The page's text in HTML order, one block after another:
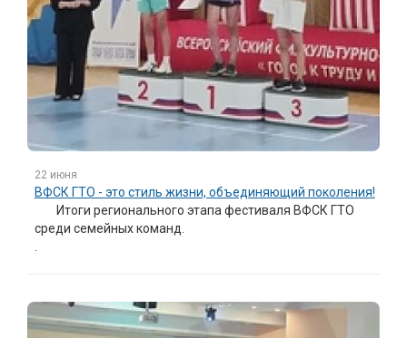
22 июня
ВФСК ГТО - это стиль жизни, объединяющий поколения!
Итоги регионального этапа фестиваля ВФСК ГТО
среди семейных команд.